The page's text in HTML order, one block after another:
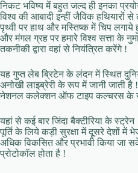
निकट भविष्य में बहुत जल्द ही इनका
विश्व की आबादी इन्हीं जैविक हथियारों
पृथ्वी पर हाथ और मस्तिष्क में चिप
और मंगल ग्रह पर हमारे विश्व सत्ता के
तकनीकी द्वारा वहां से नियंत्रित करेंगे !
यह गुप्त लेब ब्रिटेन के लंदन में स्थित
अनोखी लाइब्रेरी के रूप में जानी जाती है
नेशनल कलेक्शन ऑफ टाइप कल्चरस के
यहां से कई बार जिंदा बैक्टीरिया के स्ट्रेन
पूर्ति के लिये कड़ी सुरक्षा में दूसरे देशों में
अधिक विकसित और प्रभावी किया जा
प्रोटोकॉल होता है !